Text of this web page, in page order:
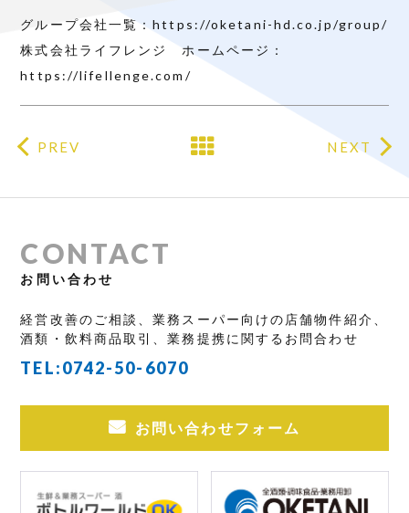
グループ会社一覧：https://oketani-hd.co.jp/group/
株式会社ライフレンジ ホームページ：
https://lifellenge.com/
PREV NEXT
CONTACT
お問い合わせ
経営改善のご相談、業務スーパー向けの店舗物件紹介、
酒類・飲料商品取引、業務提携に関するお問合わせ
TEL:0742-50-6070
お問い合わせフォーム